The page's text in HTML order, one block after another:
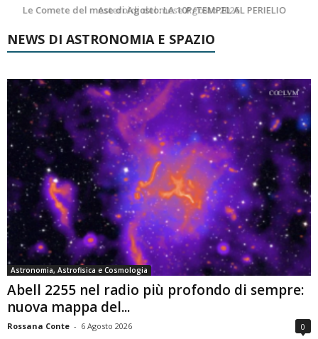
Asteroidi del mese Agosto 2026
NEWS DI ASTRONOMIA E SPAZIO
Astronomia, Astrofisica e Cosmologia
Abell 2255 nel radio più profondo di sempre:
nuova mappa del...
Rossana Conte - 6 Agosto 2026 0